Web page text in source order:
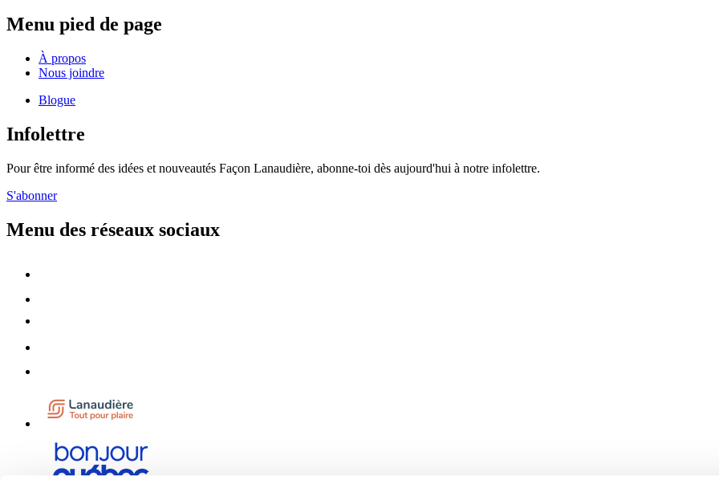
Menu pied de page
À propos
Nous joindre
Blogue
Infolettre
Pour être informé des idées et nouveautés Façon Lanaudière, abonne-toi dès aujourd'hui à notre infolettre.
S'abonner
Menu des réseaux sociaux